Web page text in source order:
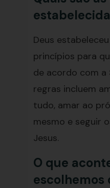
Deus
princípios para
de acordo com a
regras incluem
tudo, amar ao
mesmo e seguir
Jesus.
O que
escolhemos